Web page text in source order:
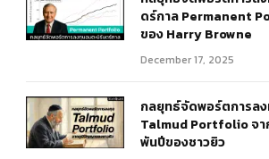
ดร์กาล Permanent
ของ Harry Browne
December 17, 2025
กลยุทธ์จัดพอร์ตการล
Talmud Portfolio จ
พันปีของชาวยิว